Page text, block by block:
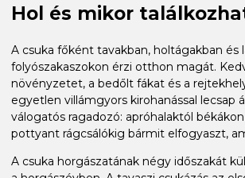
Hol és mikor
A csuka főként tavakban, holtágakban és
folyószakaszokon érzi otthon magát.
növényzetet, a bedőlt fákat és a
egyetlen villámgyors kirohanással lecsap
válogatós ragadozó: apróhalaktól
pottyant rágcsálókig bármit elfogyaszt,
A csuka horgászatának négy időszakát